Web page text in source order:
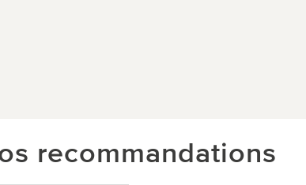
recommandations